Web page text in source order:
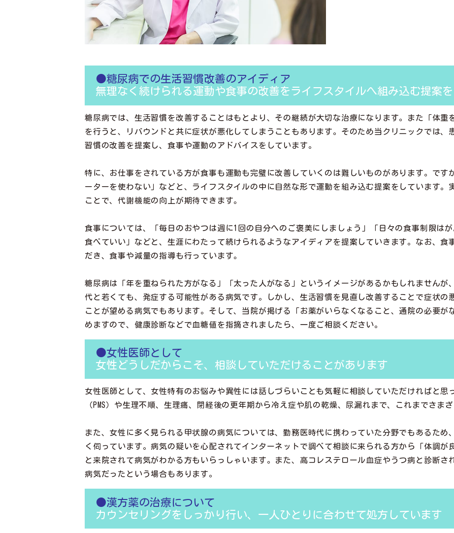
●糖尿病での生活習慣改善のアイディア
無理なく続けられる運動や食事の改善をライフスタイルへ組み込む提案
糖尿病では、生活習慣を改善することはもとより、その継続が大切な治療になります。また「体重
を行うと、リバウンドと共に症状が悪化してしまうこともあります。そのため当クリニックでは、
習慣の改善を提案し、食事や運動のアドバイスをしています。
特に、お仕事をされている方が食事も運動も完璧に改善していくのは難しいものがあります。です
ーターを使わない」などと、ライフスタイルの中に自然な形で運動を組み込む提案をしています。
ことで、代謝機能の向上が期待できます。
食事については、「毎日のおやつは週に1回の自分へのご褒美にしましょう」「日々の食事制限は
食べていい」などと、生涯にわたって続けられるようなアイディアを提案していきます。なお、食
だき、食事や減量の指導も行っています。
糖尿病は「年を重ねられた方がなる」「太った人がなる」というイメージがあるかもしれませんが
代と若くても、発症する可能性がある病気です。しかし、生活習慣を見直し改善することで症状の
ことが望める病気でもあります。そして、当院が掲げる「お薬がいらなくなること、通院の必要が
めますので、健康診断などで血糖値を指摘されましたら、一度ご相談ください。
●女性医師として
女性どうしだからこそ、相談していただけることがあります
女性医師として、女性特有のお悩みや異性には話しづらいことも気軽に相談していただければと思
（PMS）や生理不順、生理痛、閉経後の更年期から冷え症や肌の乾燥、尿漏れまで、これまでさま
また、女性に多く見られる甲状腺の病気については、勤務医時代に携わっていた分野でもあるため
く伺っています。病気の疑いを心配されてインターネットで調べて相談に来られる方から「体調が
と来院されて病気がわかる方もいらっしゃいます。また、高コレステロール血症やうつ病と診断さ
病気だったという場合もあります。
●漢方薬の治療について
カウンセリングをしっかり行い、一人ひとりに合わせて処方しています